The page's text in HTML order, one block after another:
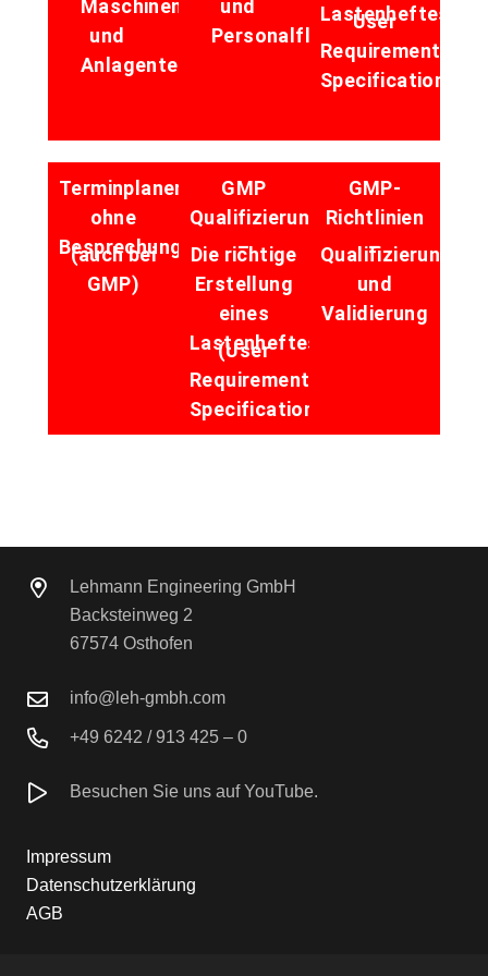
Maschinen
und
Anlagenteilen
und
Personalfluss
Lastenheftes
User
Requirement
Specification
Terminplaner
ohne
Besprechungsprotokolle
(auch bei
GMP)
GMP
Qualifizierung
–
Die richtige
Erstellung
eines
Lastenheftes
(User
Requirements
Specification)
GMP-
Richtlinien
–
Qualifizierung
und
Validierung
Lehmann Engineering GmbH
Backsteinweg 2
67574 Osthofen
info@leh-gmbh.com
+49 6242 / 913 425 – 0
Besuchen Sie uns auf YouTube.
Impressum
Datenschutzerklärung
AGB